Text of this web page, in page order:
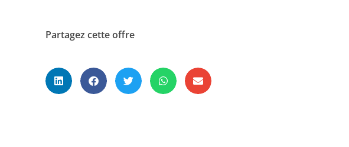
Partagez cette offre